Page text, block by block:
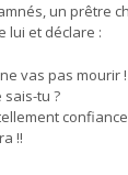
un prêtre
lui et déclare :
vas pas mourir !
sais-tu ?
!!